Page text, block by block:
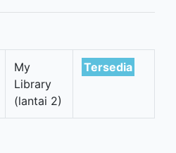
My
Library
(lantai 2)
Tersedia